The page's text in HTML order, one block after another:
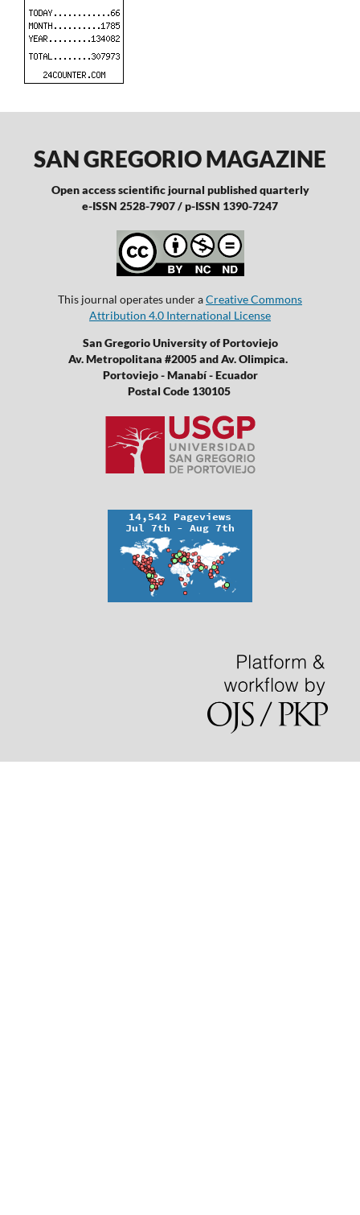
SAN GREGORIO MAGAZINE
Open access scientific journal published quarterly
e-ISSN 2528-7907 / p-ISSN 1390-7247
This journal operates under aCreative Commons
Attribution 4.0 International License
San Gregorio University of Portoviejo
Av. Metropolitana #2005 and Av. Olimpica.
Portoviejo - Manabí - Ecuador
Postal Code 130105